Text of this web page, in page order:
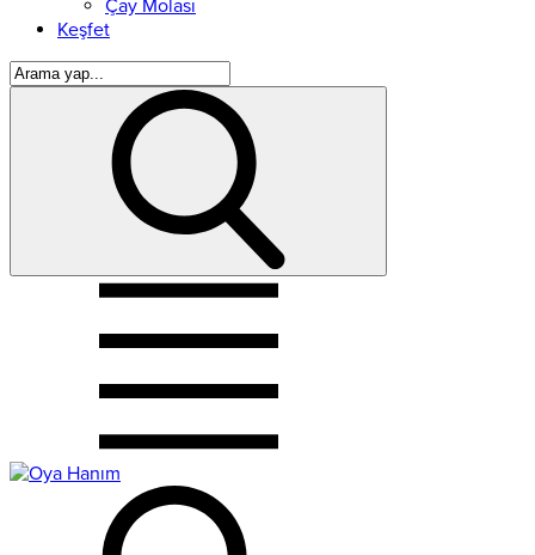
Çay Molası
Keşfet